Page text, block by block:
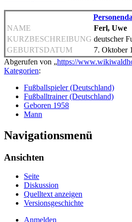
NAME
Ferl, Uwe
KURZBESCHREIBUNG deutscher
GEBURTSDATUM
7. Oktober
Abgerufen von „https://
Kategorien:
Fußballspieler (Deutschland)
Fußballtrainer (Deutschland)
Geboren 1958
Mann
Navigationsmenü
Ansichten
Seite
Diskussion
Quelltext anzeigen
Versionsgeschichte
Anmelden